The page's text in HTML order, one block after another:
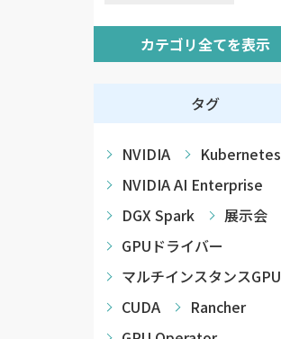
カテゴリ全てを表示
タグ
NVIDIA
Kubernetes
NVIDIA AI Enterprise
DGX Spark
展示会
GPUドライバー
マルチインスタンスGPU
CUDA
Rancher